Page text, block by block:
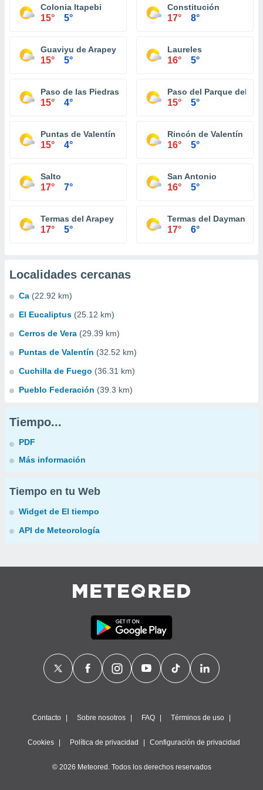
Colonia Itapebi
15° 5°
Constitución
17° 8°
Guaviyu de Arapey
15° 5°
Laureles
16° 5°
Paso de las Piedras de Arerungua
15° 4°
Paso del Parque del
15° 5°
Puntas de Valentín
15° 4°
Rincón de Valentín
16° 5°
Salto
17° 7°
San Antonio
16° 5°
Termas del Arapey
17° 5°
Termas del Dayman
17° 6°
Localidades cercanas
Ca (22.92 km)
El Eucaliptus (25.12 km)
Cerros de Vera (29.39 km)
Puntas de Valentín (32.52 km)
Cuchilla de Fuego (36.31 km)
Pueblo Federación (39.3 km)
Tiempo...
PDF
Más información
Tiempo en tu Web
Widget de El tiempo
API de Meteorología
Contacto Sobre nosotros FAQ Términos de uso
Cookies Política de privacidad Configuración de privacidad
© 2026 Meteored. Todos los derechos reservados